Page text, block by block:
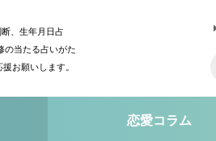
、生年月日占
の当たる占いがた
お願いします。
恋愛コラム